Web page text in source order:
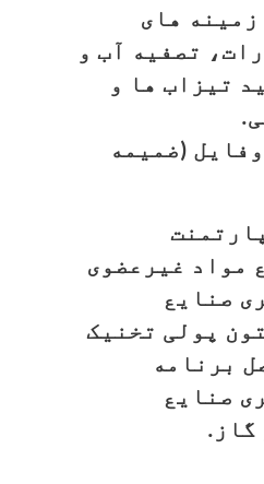
های
تصفیه آب و
تیزاب ها و
(ضمیمه
مواد غیرعضوی
صنایع
پولی تخنیک
برنامه
صنایع
گاز.